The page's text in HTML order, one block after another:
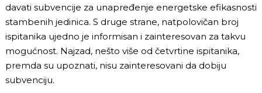
davati subvencije za unapređenje energetske efikasnosti
stambenih jedinica. S druge strane, natpolovičan broj
ispitanika ujedno je informisan i zainteresovan za takvu
mogućnost. Najzad, nešto više od četvrtine ispitanika,
premda su upoznati, nisu zainteresovani da dobiju
subvenciju.